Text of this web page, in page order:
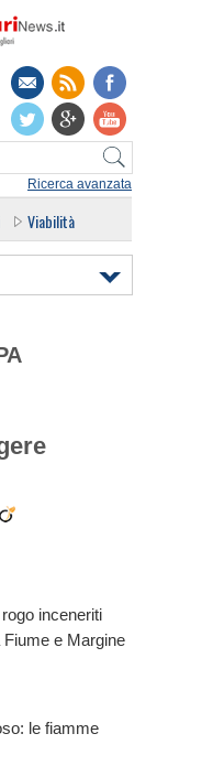
Ricerca avanzata
Viabilità
inceneriti
e Margine
le fiamme